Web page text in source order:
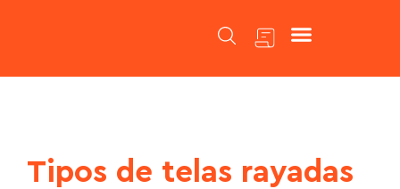
Tipos de telas rayadas